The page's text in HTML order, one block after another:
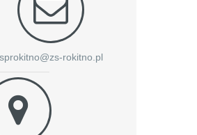
sprokitno@zs-rokitno.pl